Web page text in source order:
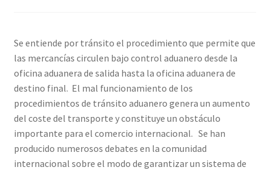
Se entiende por tránsito el procedimiento que permite que
las mercancías circulen bajo control aduanero desde la
oficina aduanera de salida hasta la oficina aduanera de
destino final. El mal funcionamiento de los
procedimientos de tránsito aduanero genera un aumento
del coste del transporte y constituye un obstáculo
importante para el comercio internacional. Se han
producido numerosos debates en la comunidad
internacional sobre el modo de garantizar un sistema de